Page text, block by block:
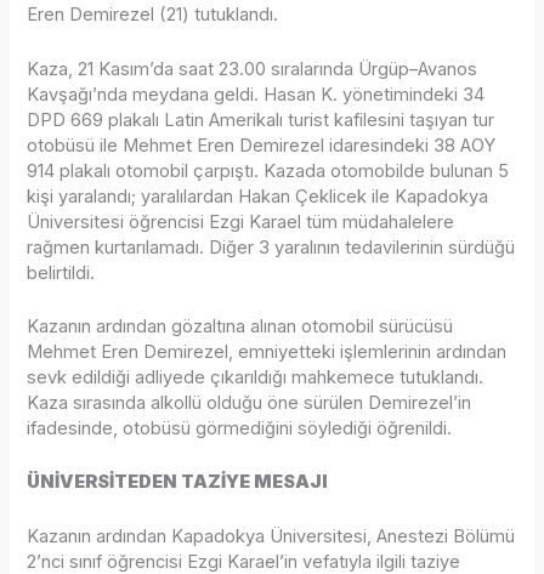
Eren Demirezel (21) tutuklandı.
Kaza, 21 Kasım’da saat 23.00 sıralarında Ürgüp–Avanos
Kavşağı’nda meydana geldi. Hasan K. yönetimindeki 34
DPD 669 plakalı Latin Amerikalı turist kafilesini taşıyan tur
otobüsü ile Mehmet Eren Demirezel idaresindeki 38 AOY
914 plakalı otomobil çarpıştı. Kazada otomobilde bulunan 5
kişi yaralandı; yaralılardan Hakan Çeklicek ile Kapadokya
Üniversitesi öğrencisi Ezgi Karael tüm müdahalelere
rağmen kurtarılamadı. Diğer 3 yaralının tedavilerinin sürdüğü
belirtildi.
Kazanın ardından gözaltına alınan otomobil sürücüsü
Mehmet Eren Demirezel, emniyetteki işlemlerinin ardından
sevk edildiği adliyede çıkarıldığı mahkemece tutuklandı.
Kaza sırasında alkollü olduğu öne sürülen Demirezel’in
ifadesinde, otobüsü görmediğini söylediği öğrenildi.
ÜNİVERSİTEDEN TAZİYE MESAJI
Kazanın ardından Kapadokya Üniversitesi, Anestezi Bölümü
2’nci sınıf öğrencisi Ezgi Karael’in vefatıyla ilgili taziye